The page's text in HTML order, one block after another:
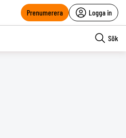
Prenumerera Logga in
Sök